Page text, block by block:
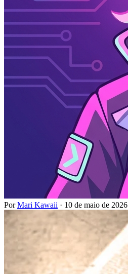
PorMari Kawaii · 10 de maio de 2026